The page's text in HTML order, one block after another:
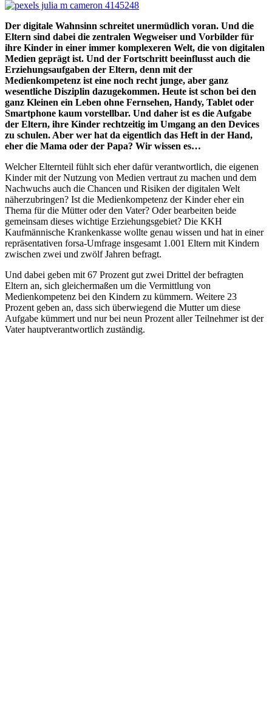
Der digitale Wahnsinn schreitet unermüdlich voran. Und die
Eltern sind dabei die zentralen Wegweiser und Vorbilder für
ihre Kinder in einer immer komplexeren Welt, die von digitalen
Medien geprägt ist. Und der Fortschritt beeinflusst auch die
Erziehungsaufgaben der Eltern, denn mit der
Medienkompetenz ist eine noch recht junge, aber ganz
wesentliche Disziplin dazugekommen. Heute ist schon bei den
ganz Kleinen ein Leben ohne Fernsehen, Handy, Tablet oder
Smartphone kaum vorstellbar. Und daher ist es die Aufgabe
der Eltern, ihre Kinder rechtzeitig im Umgang an den Devices
zu schulen. Aber wer hat da eigentlich das Heft in der Hand,
eher die Mama oder der Papa? Wir wissen es…
Welcher Elternteil fühlt sich eher dafür verantwortlich, die eigenen
Kinder mit der Nutzung von Medien vertraut zu machen und dem
Nachwuchs auch die Chancen und Risiken der digitalen Welt
näherzubringen? Ist die Medienkompetenz der Kinder eher ein
Thema für die Mütter oder den Vater? Oder bearbeiten beide
gemeinsam dieses wichtige Erziehungsgebiet? Die KKH
Kaufmännische Krankenkasse wollte genau wissen und hat in einer
repräsentativen forsa-Umfrage insgesamt 1.001 Eltern mit Kindern
zwischen zwei und zwölf Jahren befragt.
Und dabei geben mit 67 Prozent gut zwei Drittel der befragten
Eltern an, sich gleichermaßen um die Vermittlung von
Medienkompetenz bei den Kindern zu kümmern. Weitere 23
Prozent geben an, dass sich überwiegend die Mutter um diese
Aufgabe kümmert und nur bei neun Prozent aller Teilnehmer ist der
Vater hauptverantwortlich zuständig.